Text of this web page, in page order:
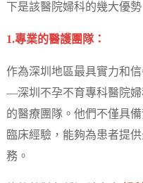
下是該醫院婦科的幾大優勢
1.專業的醫護團隊：
作為深圳地區最具實力和
—深圳不孕不育專科醫院
的醫療團隊。他們不僅具
臨床經驗，能夠為患者提
務。